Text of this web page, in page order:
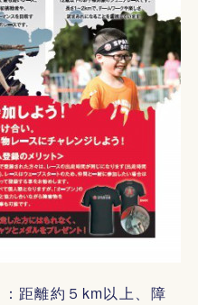
距離約５km以上、障